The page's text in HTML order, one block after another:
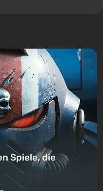
Spiele, die